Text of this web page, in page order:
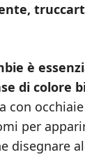
è
di colore
con
per
disegnare